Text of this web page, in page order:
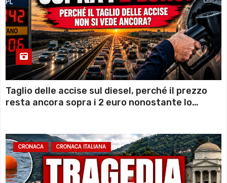
Taglio delle accise sul diesel, perché il prezzo
resta ancora sopra i 2 euro nonostante lo
CRONACA CRONACA ITALIANA